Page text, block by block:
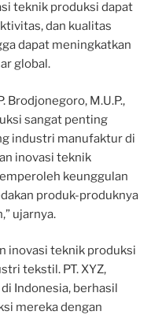
teknik produksi dapat
dan kualitas
dapat meningkatkan
global.
Brodjonegoro, M.U.P.,
sangat penting
industri manufaktur di
inovasi teknik
keunggulan
produk-produknya
ujarnya.
inovasi teknik produksi
tekstil. PT. XYZ,
Indonesia, berhasil
mereka dengan